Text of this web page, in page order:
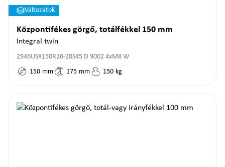
Változatok
Központifékes görgő, totálfékkel 150 mm
Integral twin
2946USX150R26-28S45 D 9002 4xM8 W
150 mm 175 mm 150 kg